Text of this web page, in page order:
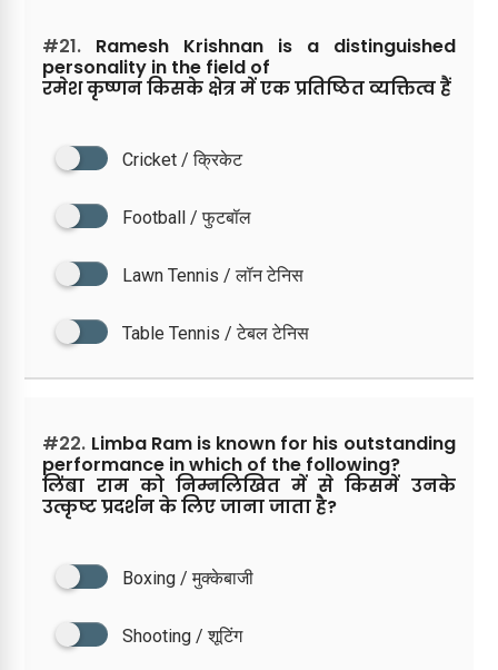
#21. Ramesh Krishnan is a distinguished
personality in the field of
रमेश कृष्णन किसके क्षेत्र में एक प्रतिष्ठित व्यक्तित्व हैं
Cricket / क्रिकेट
Football / फुटबॉल
Lawn Tennis / लॉन टेनिस
Table Tennis / टेबल टेनिस
#22. Limba Ram is known for his outstanding
performance in which of the following?
लिंबा राम को निम्नलिखित में से किसमें उनके
उत्कृष्ट प्रदर्शन के लिए जाना जाता है?
Boxing / मुक्केबाजी
Shooting / शूटिंग